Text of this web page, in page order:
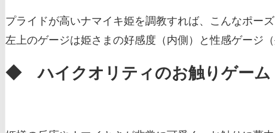
プライドが高いナマイキ姫を調教すれば、こんなポー
左上のゲージは姫さまの好感度（内側）と性感ゲージ
◆ ハイクオリティのお触りゲーム